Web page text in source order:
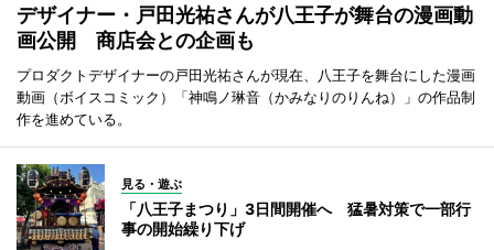
デザイナー・戸田光祐さんが八王子が舞台の漫画動
画公開 商店会との企画も
プロダクトデザイナーの戸田光祐さんが現在、八王子を舞台にした漫画
動画（ボイスコミック）「神鳴ノ琳音（かみなりのりんね）」の作品制
作を進めている。
見る・遊ぶ
「八王子まつり」3日間開催へ 猛暑対策で一部行
事の開始繰り下げ